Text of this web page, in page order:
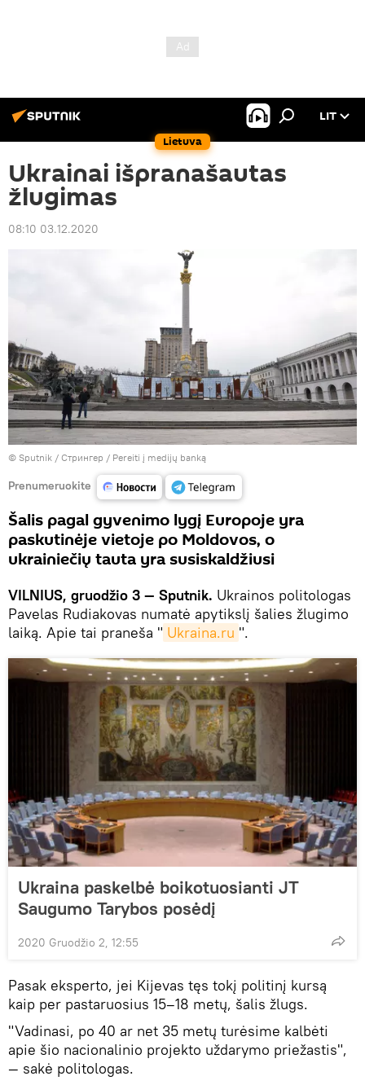
Lietuva
LIT
Ukrainai išpranašautas
žlugimas
08:10 03.12.2020
© Sputnik / Стрингер / Pereiti į medijų banką
Prenumeruokite
Šalis pagal gyvenimo lygį Europoje yra
paskutinėje vietoje po Moldovos, o
ukrainiečių tauta yra susiskaldžiusi
VILNIUS, gruodžio 3 — Sputnik. Ukrainos politologas
Pavelas Rudiakovas numatė apytikslį šalies žlugimo
laiką. Apie tai praneša " Ukraina.ru ".
Ukraina paskelbė boikotuosianti JT
Saugumo Tarybos posėdį
2020 Gruodžio 2, 12:55
Pasak eksperto, jei Kijevas tęs tokį politinį kursą
kaip per pastaruosius 15–18 metų, šalis žlugs.
"Vadinasi, po 40 ar net 35 metų turėsime kalbėti
apie šio nacionalinio projekto uždarymo priežastis",
— sakė politologas.